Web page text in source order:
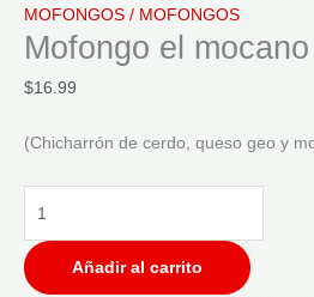
MOFONGOS / MOFONGOS
Mofongo el mocano
$16.99
(Chicharrón de cerdo, queso geo y
Añadir al carrito